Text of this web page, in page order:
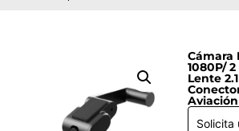
Cámara
1080P/
Lente
Aviación
Solicita